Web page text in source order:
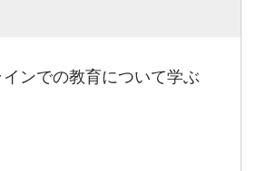
ンでの教育について学ぶ